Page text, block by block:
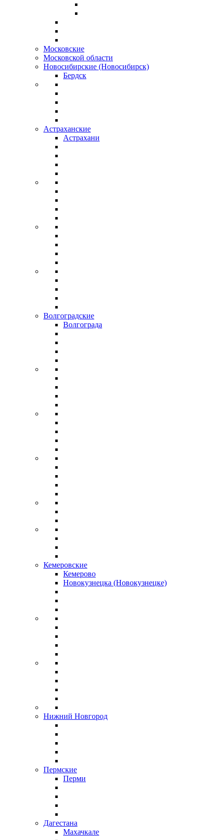
Московские
Московской области
Новосибирские (Новосибирск)
Бердск
Астраханские
Астрахани
Волгоградские
Волгограда
Кемеровские
Кемерово
Новокузнецка (Новокузнецке)
Нижний Новгород
Пермские
Перми
Дагестана
Махачкале